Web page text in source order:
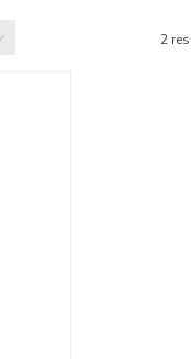
harmonerer den 2